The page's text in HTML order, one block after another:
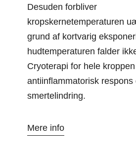
Desuden forbliver
kropskernetemperaturen
grund af kortvarig
hudtemperaturen falder
Cryoterapi for hele
antiinflammatorisk respons
smertelindring.
Mere info